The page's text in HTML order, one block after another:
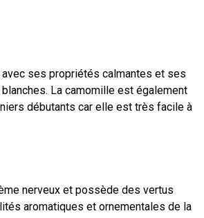
ses propriétés calmantes et ses
La camomille est également
débutants car elle est très facile à
nerveux et possède des vertus
aromatiques et ornementales de la